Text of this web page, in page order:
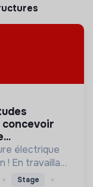
électrique
plutôt que
Stage